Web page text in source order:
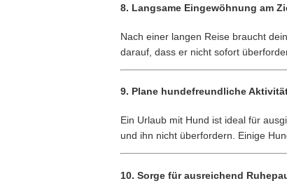
8. Langsame Eingewöhnung am
Nach einer langen Reise braucht
darauf, dass er nicht sofort
9. Plane hundefreundliche
Ein Urlaub mit Hund ist ideal für
und ihn nicht überfordern. Einige
10. Sorge für ausreichend